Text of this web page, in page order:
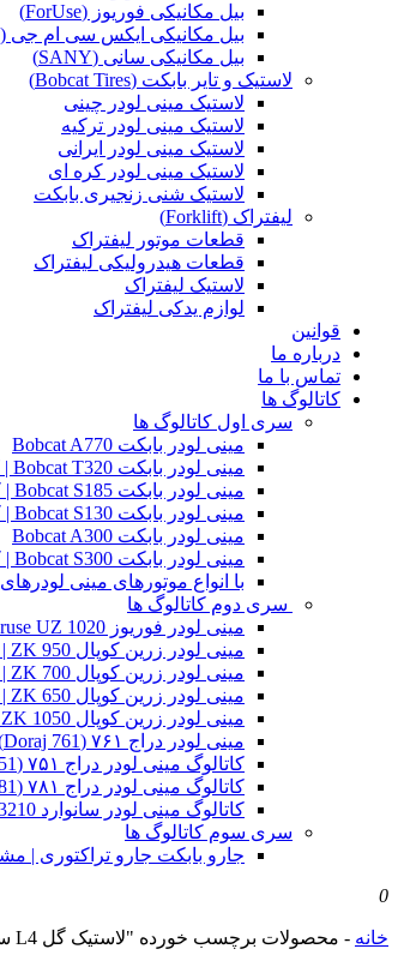
بیل مکانیکی فوریوز (ForUse)
بیل مکانیکی ایکس سی ام جی (XCMG)
بیل مکانیکی سانی (SANY)
لاستیک و تایر بابکت (Bobcat Tires)
لاستیک مینی لودر چینی
لاستیک مینی لودر ترکیه
لاستیک مینی لودر ایرانی
لاستیک مینی لودر کره ای
لاستیک شنی زنجیری بابکت
لیفتراک (Forklift)
قطعات موتور لیفتراک
قطعات هیدرولیکی لیفتراک
لاستیک لیفتراک
لوازم یدکی لیفتراک
قوانین
درباره ما
تماس با ما
کاتالوگ ها
سری اول کاتالوگ ها
مینی لودر بابکت Bobcat A770
مینی لودر بابکت Bobcat T320 | کاتالوگ مشخصات و ویژگی های فنی
مینی لودر بابکت Bobcat S185 | کاتالوگ مشخصات و ویژگی های فنی
مینی لودر بابکت Bobcat S130 | کاتالوگ مشخصات و ویژگی های فنی
مینی لودر بابکت Bobcat A300
مینی لودر بابکت Bobcat S300 | کاتالوگ مشخصات و ویژگی های فنی
با انواع موتورهای مینی
سری دوم کاتالوگ ها
مینی لودر فوریوز Foruse UZ 1020 | مشخصات و ویژگی های فنی
مینی لودر زرین کوپال ZK 950 | مشخصات و ویژگی های فنی zk950
مینی لودر زرین کوپال ZK 700 | مشخصات و ویژگی های فنی zk700
مینی لودر زرین کوپال ZK 650 | مشخصات و ویژگی های فنی zk650
مینی لودر زرین کوپال ZK 1050 | مشخصات و ویژگی های فنی zk1050
مینی لودر دراج ۷۶۱ (Doraj 761) ، کاتالوگ و مشخصات فنی بابکت دوراج
کاتالوگ مینی لودر دراج ۷۵۱ (Doraj 751)
کاتالوگ مینی لودر دراج ۷۸۱ (Doraj 781)
کاتالوگ مینی لودر سانوارد Sunward SWL 3210
سری سوم کاتالوگ ها
جارو بابکت جارو تراکتوری |
0
خانه - محصولات برچسب خورده "لاستیک گل L4 سایز 16.5 * 12"